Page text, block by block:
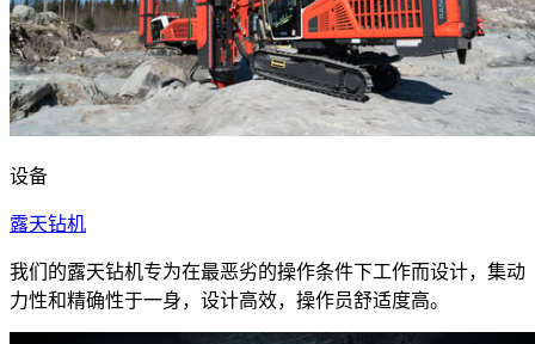
设备
露天钻机
我们的露天钻机专为在最恶劣的操作条件下工作而设计，集动
力性和精确性于一身，设计高效，操作员舒适度高。